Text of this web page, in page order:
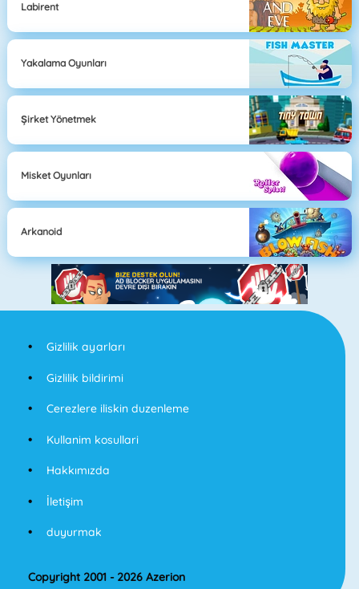
Labirent
Yakalama Oyunları
Şirket Yönetmek
Misket Oyunları
Arkanoid
Gizlilik ayarları
Gizlilik bildirimi
Cerezlere iliskin duzenleme
Kullanim kosullari
Hakkımızda
İletişim
duyurmak
Copyright 2001 - 2026 Azerion